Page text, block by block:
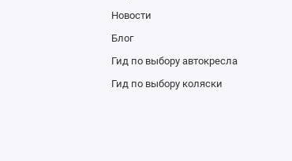
Новости
Блог
Гид по выбору автокресла
Гид по выбору коляски